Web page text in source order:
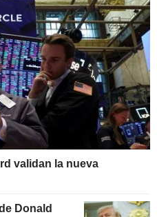
validan la nueva
Donald